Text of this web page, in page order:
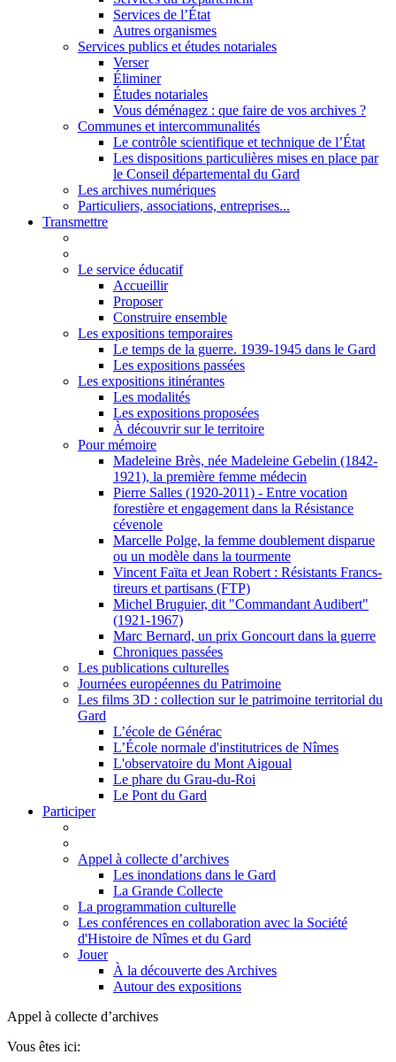
Services de l’État
Autres organismes
Services publics et études notariales
Verser
Éliminer
Études notariales
Vous déménagez : que faire de vos archives ?
Communes et intercommunalités
Le contrôle scientifique et technique de l’État
Les dispositions particulières mises en place par
le Conseil départemental du Gard
Les archives numériques
Particuliers, associations, entreprises...
Transmettre
Le service éducatif
Accueillir
Proposer
Construire ensemble
Les expositions temporaires
Le temps de la guerre. 1939-1945 dans le Gard
Les expositions passées
Les expositions itinérantes
Les modalités
Les expositions proposées
À découvrir sur le territoire
Pour mémoire
Madeleine Brès, née Madeleine Gebelin (1842-
1921), la première femme médecin
Pierre Salles (1920-2011) - Entre vocation
forestière et engagement dans la Résistance
cévenole
Marcelle Polge, la femme doublement disparue
ou un modèle dans la tourmente
Vincent Faïta et Jean Robert : Résistants Francs-
tireurs et partisans (FTP)
Michel Bruguier, dit "Commandant Audibert"
(1921-1967)
Marc Bernard, un prix Goncourt dans la guerre
Chroniques passées
Les publications culturelles
Journées européennes du Patrimoine
Les films 3D : collection sur le patrimoine territorial du
Gard
L’école de Générac
L’École normale d'institutrices de Nîmes
L'observatoire du Mont Aigoual
Le phare du Grau-du-Roi
Le Pont du Gard
Participer
Appel à collecte d’archives
Les inondations dans le Gard
La Grande Collecte
La programmation culturelle
Les conférences en collaboration avec la Société
d'Histoire de Nîmes et du Gard
Jouer
À la découverte des Archives
Autour des expositions
Appel à collecte d’archives
Vous êtes ici: